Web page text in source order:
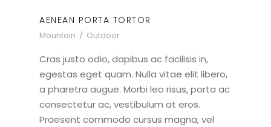
AENEAN PORTA TORTOR
Mountain / Outdoor
Cras justo odio, dapibus ac facilisis in,
egestas eget quam. Nulla vitae elit libero,
a pharetra augue. Morbi leo risus, porta ac
consectetur ac, vestibulum at eros.
Praesent commodo cursus magna, vel